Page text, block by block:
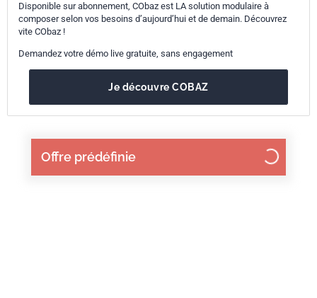
Offre prédéfinie
Disponible sur abonnement, CObaz est LA solution modulaire à
composer selon vos besoins d’aujourd’hui et de demain. Découvrez
vite CObaz !
Demandez votre démo live gratuite, sans engagement
Je découvre COBAZ